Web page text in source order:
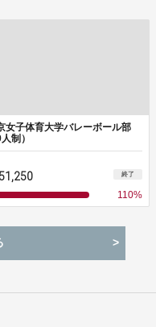
女子体育大学バレーボール部
人制）
終了
110%